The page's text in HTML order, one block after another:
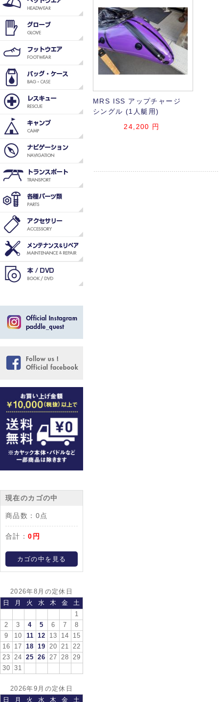
現在のカゴの中
商品数： 0点
合計：0円
カゴの中を見る
2026年8月の定休日
日
月 火 水 木 金
土
1
2
3 4 5 6 7
8
9
10 11 12 13 14
15
16
17 18 19 20 21
22
23
24 25 26 27 28
29
30
31
2026年9月の定休日
日
月 火 水 木 金
土
MRS ISS アップチャージ
シングル (1人艇用)
24,200 円